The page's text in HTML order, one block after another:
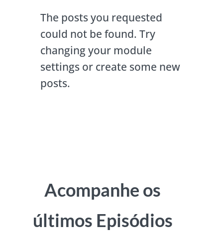
The posts you requested
could not be found. Try
changing your module
settings or create some new
posts.
Acompanhe os
últimos Episódios